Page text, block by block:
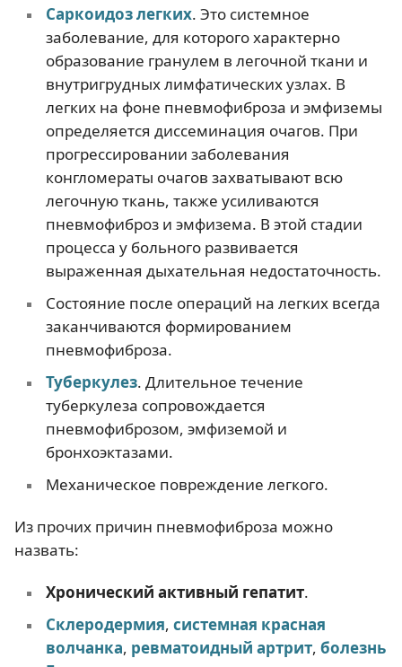
Саркоидоз легких. Это системное
заболевание, для которого характерно
образование гранулем в легочной ткани и
внутригрудных лимфатических узлах. В
легких на фоне пневмофиброза и эмфиземы
определяется диссеминация очагов. При
прогрессировании заболевания
конгломераты очагов захватывают всю
легочную ткань, также усиливаются
пневмофиброз и эмфизема. В этой стадии
процесса у больного развивается
выраженная дыхательная недостаточность.
Состояние после операций на легких всегда
заканчиваются формированием
пневмофиброза.
Туберкулез. Длительное течение
туберкулеза сопровождается
пневмофиброзом, эмфиземой и
бронхоэктазами.
Механическое повреждение легкого.
Из прочих причин пневмофиброза можно
назвать:
Хронический активный гепатит.
Склеродермия, системная красная
волчанка, ревматоидный артрит, болезнь